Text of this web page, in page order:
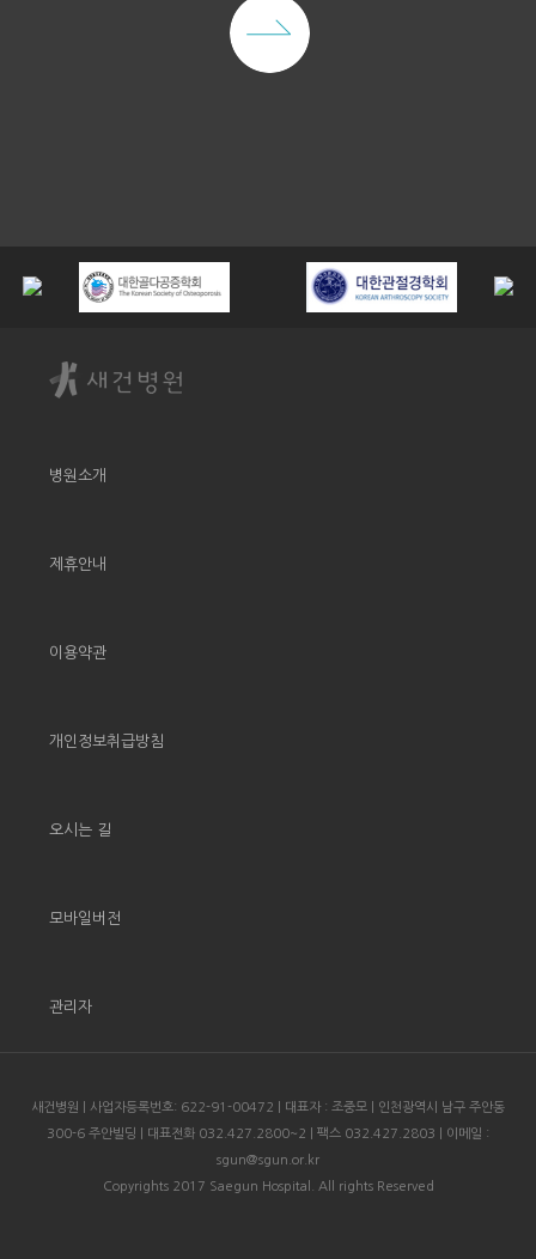
병원소개
제휴안내
이용약관
개인정보취급방침
오시는 길
모바일버전
관리자
새건병원 | 사업자등록번호: 622-91-00472 | 대표자 : 조중모 | 인천광역시 남구 주안동
300-6 주안빌딩 | 대표전화 032.427.2800~2 | 팩스 032.427.2803 | 이메일 :
sgun@sgun.or.kr
Copyrights 2017 Saegun Hospital. All rights Reserved